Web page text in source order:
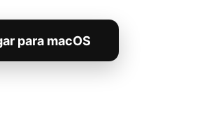
para macOS